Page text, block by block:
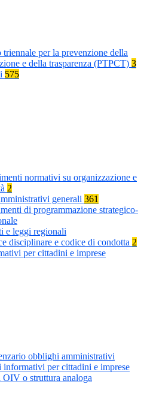
triennale per la prevenzione della
e della trasparenza (PTPCT) 3
575
normativi su organizzazione e
2
generali 361
di programmazione strategico-
e leggi regionali
disciplinare e codice di condotta 2
per cittadini e imprese
obblighi amministrativi
informativi per cittadini e imprese
OIV o struttura analoga